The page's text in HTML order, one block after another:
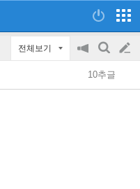
전체보기
공
지
on/off
검
색
글
쓰
10추글